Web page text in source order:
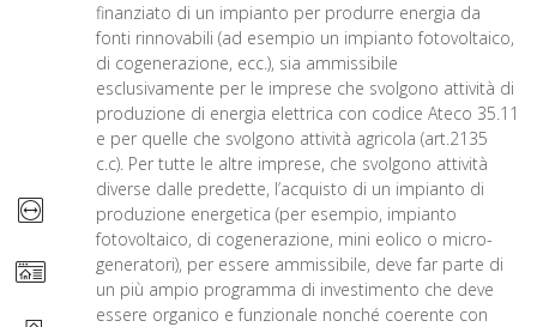
finanziato di un impianto per produrre energia da
fonti rinnovabili (ad esempio un impianto fotovoltaico,
di cogenerazione, ecc.), sia ammissibile
esclusivamente per le imprese che svolgono attività di
produzione di energia elettrica con codice Ateco 35.11
e per quelle che svolgono attività agricola (art.2135
c.c). Per tutte le altre imprese, che svolgono attività
diverse dalle predette, l’acquisto di un impianto di
produzione energetica (per esempio, impianto
fotovoltaico, di cogenerazione, mini eolico o micro-
generatori), per essere ammissibile, deve far parte di
un più ampio programma di investimento che deve
essere organico e funzionale nonché coerente con